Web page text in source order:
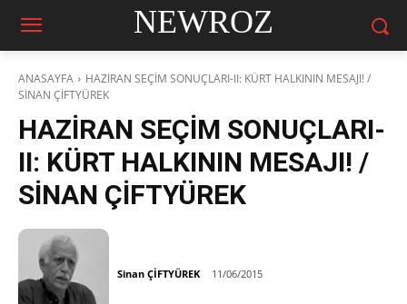
NEWROZ
ANASAYFA
HAZİRAN SEÇİM SONUÇLARI-II: KÜRT HALKININ MESAJI! /
SİNAN ÇİFTYÜREK
HAZİRAN SEÇİM SONUÇLARI-
II: KÜRT HALKININ MESAJI! /
SİNAN ÇİFTYÜREK
Sinan ÇİFTYÜREK 11/06/2015